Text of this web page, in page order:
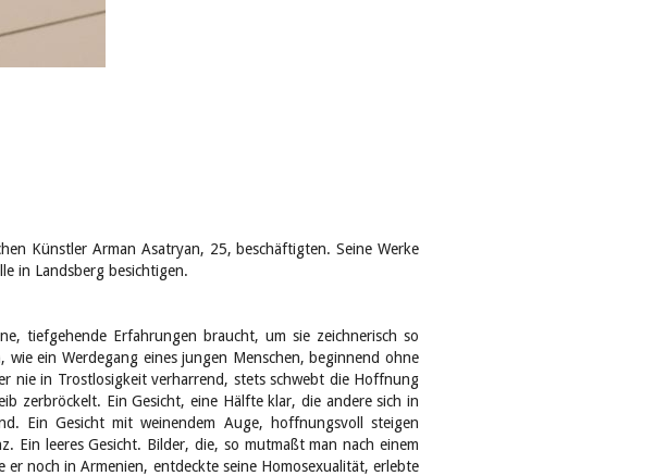
Künstler Arman Asatryan, 25, beschäftigten. Seine Werke
in Landsberg besichtigen.
tiefgehende Erfahrungen braucht, um sie zeichnerisch so
ein Werdegang eines jungen Menschen, beginnend ohne
nie in Trostlosigkeit verharrend, stets schwebt die Hoffnung
zerbröckelt. Ein Gesicht, eine Hälfte klar, die andere sich in
Ein Gesicht mit weinendem Auge, hoffnungsvoll steigen
Ein leeres Gesicht. Bilder, die, so mutmaßt man nach einem
noch in Armenien, entdeckte seine Homosexualität, erlebte